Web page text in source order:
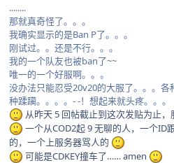
........
那就真奇怪了。。。
我确实显示的是Ban P了。。。
刚试过。。还是不行。。。
我的一个队友也被ban了~~
唯一的一个好服啊。。。
没办法只能忍受20v20的大服了。。。
种蹂躏。。。。- -！想起来就头疼。。。
从昨天 5 回帖截止到这次发贴为止，
一个从COD2起 9 无聊的人，一个ID
的，一个上服务器骂人的
可能是CDKEY撞车了…… amen